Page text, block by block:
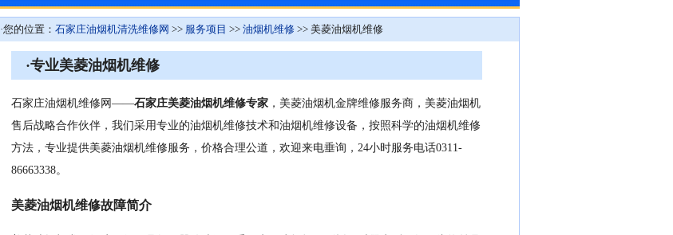
·您的位置： 石家庄油烟机清洗维修网 >> 服务项目 >> 油烟机维修 >> 美菱油烟机维修
·专业美菱油烟机维修
石家庄油烟机维修网——石家庄美菱油烟机维修专家 ，美菱油烟机金牌维修服务商，美菱油烟机
售后战略合作伙伴，我们采用专业的油烟机维修技术和油烟机维修设备，按照科学的油烟机维修
方法，专业提供美菱油烟机维修服务，价格合理公道，欢迎来电垂询，24小时服务电话0311-
86663338。
美菱油烟机维修故障简介